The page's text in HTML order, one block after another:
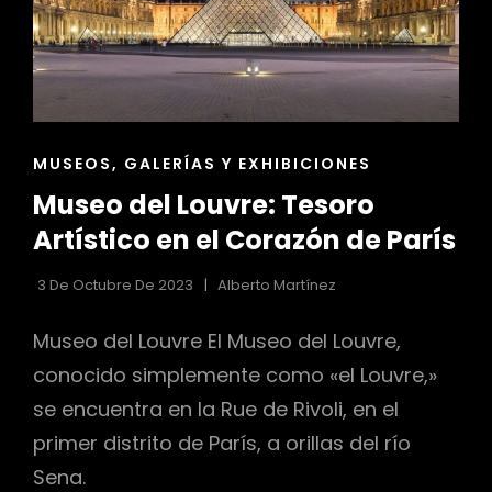
ENLACES
LAS
CATEGORÍAS
MUSEOS, GALERÍAS Y EXHIBICIONES
Museo del Louvre: Tesoro
Artístico en el Corazón de París
3 De Octubre De 2023 Alberto Martínez
Museo del Louvre El Museo del Louvre,
conocido simplemente como «el Louvre,»
se encuentra en la Rue de Rivoli, en el
primer distrito de París, a orillas del río
Sena.